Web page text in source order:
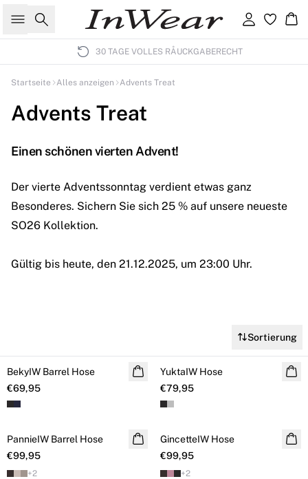
Suche Einloggen
30 TAGE VOLLES RÅUCKGABERECHT
Startseite Alles anzeigen Advents Treat
Advents Treat
Einen schönen vierten Advent!
Der vierte Adventssonntag verdient etwas ganz
Besonderes. Sichern Sie sich 25 % auf unsere neueste
SO26 Kollektion.
Gültig bis heute, den 21.12.2025, um 23:00 Uhr.
Sortierung
NEUHEITEN
BekyIW Barrel Hose
€69,95
NEUHEITEN
YuktaIW Hose
€79,95
NEUHEITEN
PannieIW Barrel Hose
€99,95
+2
NEUHEITEN
GincetteIW Hose
€99,95
+2